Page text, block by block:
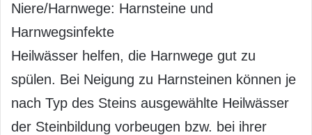
Niere/Harnwege: Harnsteine und
Harnwegsinfekte
Heilwässer helfen, die Harnwege gut zu
spülen. Bei Neigung zu Harnsteinen können je
nach Typ des Steins ausgewählte Heilwässer
der Steinbildung vorbeugen bzw. bei ihrer